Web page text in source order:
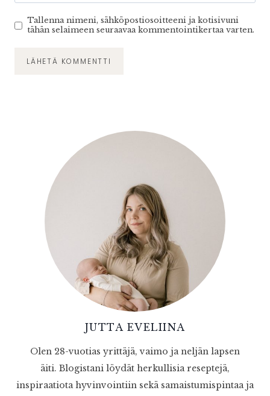
Tallenna nimeni, sähköpostiosoitteeni ja kotisivuni
tähän selaimeen seuraavaa kommentointikertaa varten.
JUTTA EVELIINA
Olen 28-vuotias yrittäjä, vaimo ja neljän lapsen
äiti. Blogistani löydät herkullisia reseptejä,
inspiraatiota hyvinvointiin sekä samaistumispintaa ja